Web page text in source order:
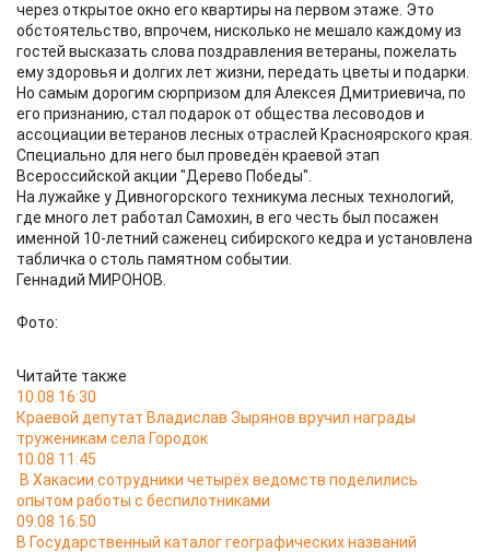
через открытое окно его квартиры на первом этаже. Это
обстоятельство, впрочем, нисколько не мешало каждому из
гостей высказать слова поздравления ветераны, пожелать
ему здоровья и долгих лет жизни, передать цветы и подарки.
Но самым дорогим сюрпризом для Алексея Дмитриевича, по
его признанию, стал подарок от общества лесоводов и
ассоциации ветеранов лесных отраслей Красноярского края.
Специально для него был проведён краевой этап
Всероссийской акции "Дерево Победы".
На лужайке у Дивногорского техникума лесных технологий,
где много лет работал Самохин, в его честь был посажен
именной 10-летний саженец сибирского кедра и установлена
табличка о столь памятном событии.
Геннадий МИРОНОВ.
Фото:
Читайте также
10.08 16:30
Краевой депутат Владислав Зырянов вручил награды
труженикам села Городок
10.08 11:45
В Хакасии сотрудники четырёх ведомств поделились
опытом работы с беспилотниками
09.08 16:50
В Государственный каталог географических названий